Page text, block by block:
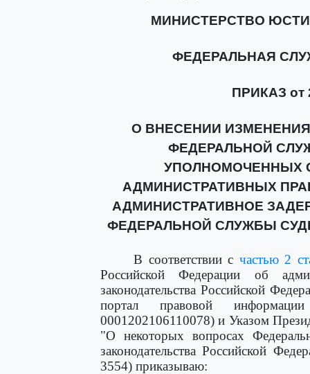
МИНИСТЕРСТВО
ФЕДЕРАЛЬНАЯ
ПРИКАЗ от
О ВНЕСЕНИИ
ФЕДЕРАЛЬНОЙ
УПОЛНОМОЧЕННЫХ
АДМИНИСТРАТИВНЫХ
АДМИНИСТРАТИВНОЕ
ФЕДЕРАЛЬНОЙ СЛУЖБЫ
В соответствии с частью 2
Российской Федерации об
законодательства Российской
портал правовой
0001202106110078) и Указом
"О некоторых вопросах
законодательства Российской
3554) приказываю: